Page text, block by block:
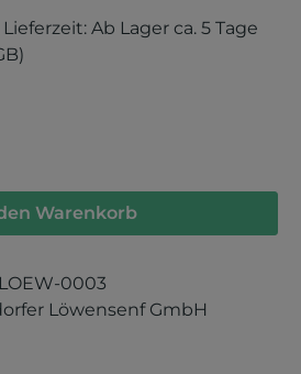
Ab Lager ca. 5 Tage
Gib den
Warenkorb
LOEW-0003
Löwensenf GmbH